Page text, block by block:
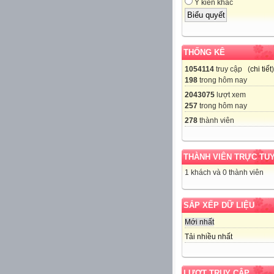
Ý kiến khác
THỐNG KÊ
1054114 truy cập (chi tiết)
198 trong hôm nay
2043075 lượt xem
257 trong hôm nay
278 thành viên
THÀNH VIÊN TRỰC
1 khách và 0 thành viên
SẮP XẾP DỮ LIỆU
Mới nhất
Tải nhiều nhất